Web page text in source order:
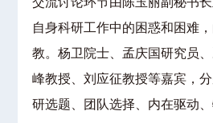
自身科研工作中的困惑和困难
教。杨卫院士、孟庆国研究员
峰教授、刘应征教授等嘉宾，
研选题、团队选择、内在驱动